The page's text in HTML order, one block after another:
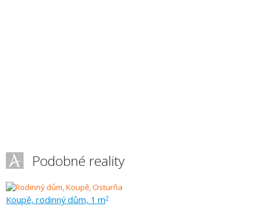
Podobné reality
Koupě, rodinný dům, 1 m2